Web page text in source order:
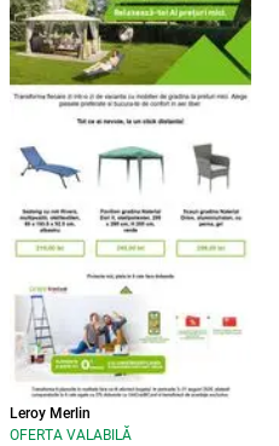
Leroy Merlin
OFERTA VALABILĂ